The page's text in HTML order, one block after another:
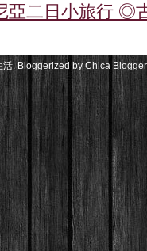
亞二日小旅行 ◎
活. Bloggerized byChica Blogger